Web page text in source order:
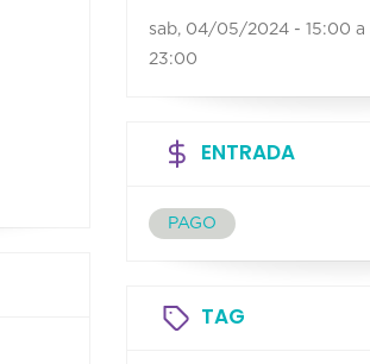
sab, 04/05/2024 - 15:00 a
23:00
ENTRADA
PAGO
TAG